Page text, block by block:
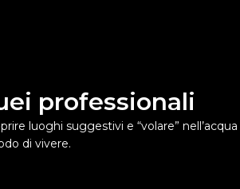
professionali
luoghi suggestivi e “volare”
di vivere.